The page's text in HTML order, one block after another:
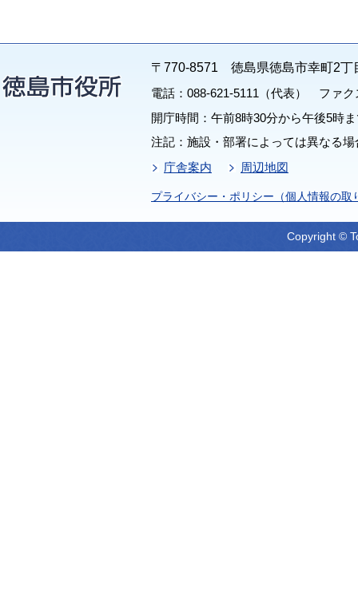
〒770-8571 徳島県徳島市幸町2丁
電話：088-621-5111（代表） ファク
開庁時間：午前8時30分から午後5時
注記：施設・部署によっては異なる
庁舎案内
周辺地図
プライバシー・ポリシー（個人情報の取
Copyright ©